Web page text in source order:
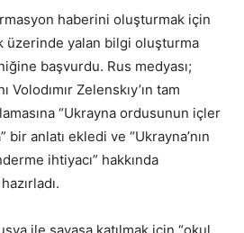
haberini oluşturmak için
üzerinde yalan bilgi oluşturma
başvurdu. Rus medyası;
Volodımır Zelenskıy’ın tam
“Ukrayna ordusunun içler
bir anlatı ekledi ve “Ukrayna’nın
ihtiyacı” hakkında